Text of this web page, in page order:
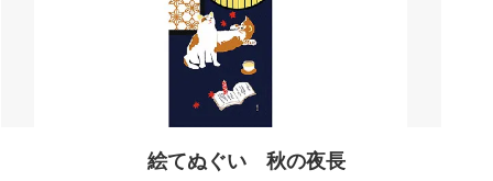
絵てぬぐい 秋の夜長